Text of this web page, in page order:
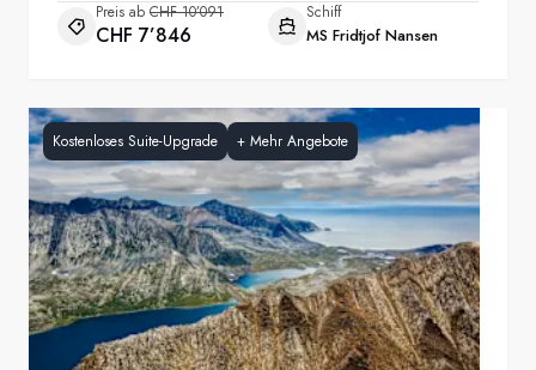
Preis ab CHF 10’091
CHF 7’846
Schiff
MS Fridtjof Nansen
Kostenloses Suite-Upgrade + Mehr Angebote